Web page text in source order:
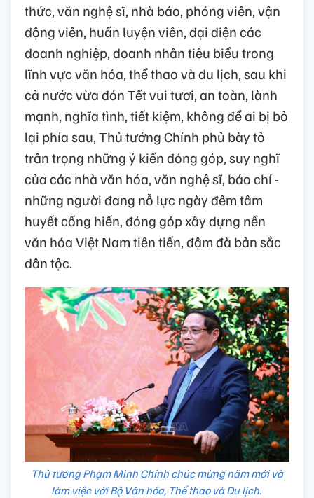
thức, văn nghệ sĩ, nhà báo, phóng viên, vận
động viên, huấn luyện viên, đại diện các
doanh nghiệp, doanh nhân tiêu biểu trong
lĩnh vực văn hóa, thể thao và du lịch, sau khi
cả nước vừa đón Tết vui tươi, an toàn, lành
mạnh, nghĩa tình, tiết kiệm, không để ai bị bỏ
lại phía sau, Thủ tướng Chính phủ bày tỏ
trân trọng những ý kiến đóng góp, suy nghĩ
của các nhà văn hóa, văn nghệ sĩ, báo chí -
những người đang nỗ lực ngày đêm tâm
huyết cống hiến, đóng góp xây dựng nền
văn hóa Việt Nam tiên tiến, đậm đà bản sắc
dân tộc.
Thủ tướng Phạm Minh Chính chúc mừng năm mới và
làm việc với Bộ Văn hóa, Thể thao và Du lịch.